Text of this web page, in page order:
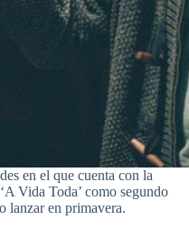
en el que cuenta con la
Vida Toda’ como segundo
lanzar en primavera.